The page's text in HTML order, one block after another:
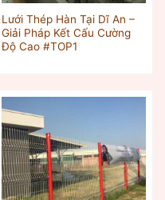
Lưới Thép Hàn Tại Dĩ An –
Giải Pháp Kết Cấu Cường
Độ Cao #TOP1